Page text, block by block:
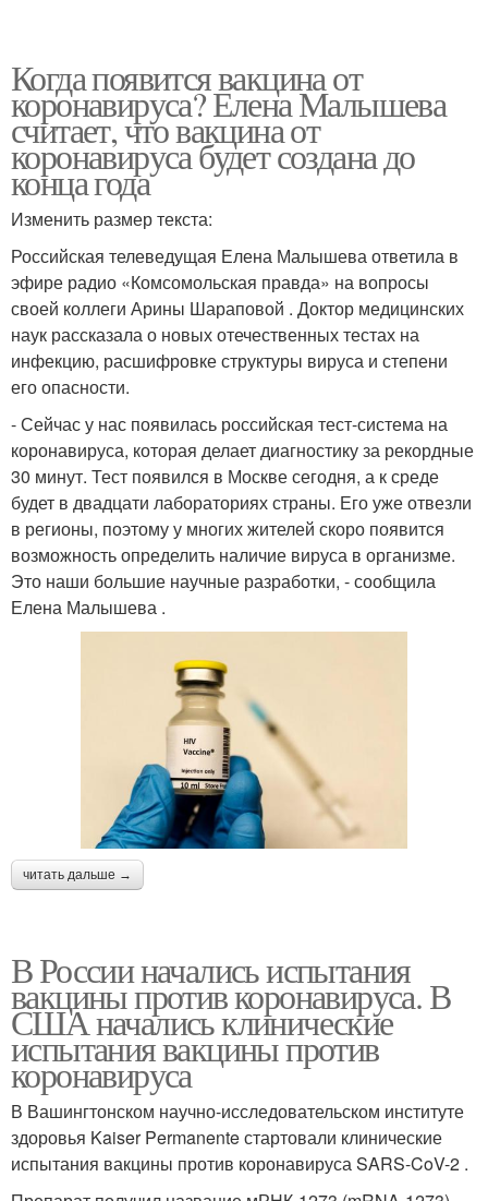
Когда появится вакцина от
коронавируса? Елена Малышева
считает, что вакцина от
коронавируса будет создана до
конца года
Изменить размер текста:
Российская телеведущая Елена Малышева ответила в
эфире радио «Комсомольская правда» на вопросы
своей коллеги Арины Шараповой . Доктор медицинских
наук рассказала о новых отечественных тестах на
инфекцию, расшифровке структуры вируса и степени
его опасности.
- Сейчас у нас появилась российская тест-система на
коронавируса, которая делает диагностику за рекордные
30 минут. Тест появился в Москве сегодня, а к среде
будет в двадцати лабораториях страны. Его уже отвезли
в регионы, поэтому у многих жителей скоро появится
возможность определить наличие вируса в организме.
Это наши большие научные разработки, - сообщила
Елена Малышева .
читать дальше →
В России начались испытания
вакцины против коронавируса. В
США начались клинические
испытания вакцины против
коронавируса
В Вашингтонском научно-исследовательском институте
здоровья Kaiser Permanente стартовали клинические
испытания вакцины против коронавируса SARS-CoV-2 .